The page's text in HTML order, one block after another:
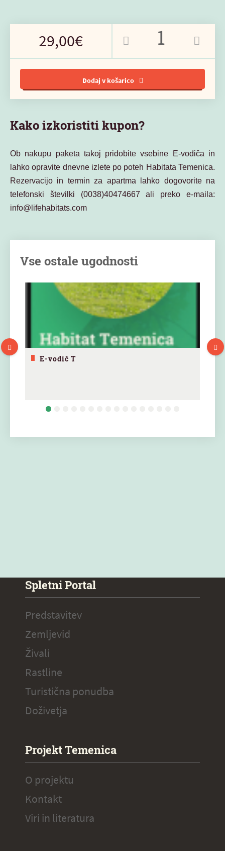
29,00€
Dodaj v košarico
Kako izkoristiti kupon?
Ob nakupu paketa takoj pridobite vsebine E-vodiča in
lahko opravite dnevne izlete po poteh Habitata Temenica.
Rezervacijo in termin za apartma lahko dogovorite na
telefonski številki (0038)40474667 ali preko e-maila:
info@lifehabitats.com
Vse ostale ugodnosti
E-vodič T
Spletni Portal
Predstavitev
Zemljevid
Živali
Rastline
Turistična ponudba
Doživetja
Projekt Temenica
O projektu
Kontakt
Viri in literatura